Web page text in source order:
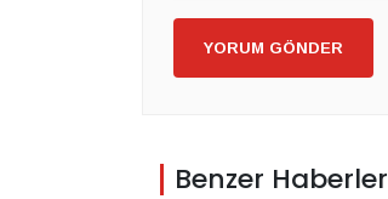
YORUM GÖNDER
Benzer Haberler